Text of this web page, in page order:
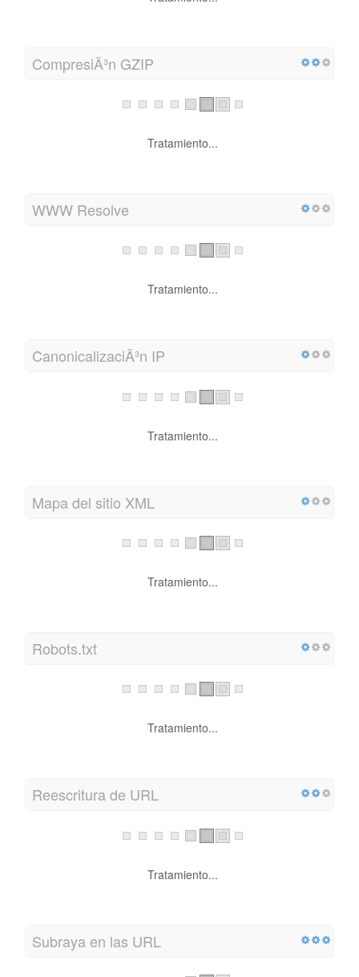
CompresiÃ³n GZIP
Tratamiento...
WWW Resolve
Tratamiento...
CanonicalizaciÃ³n IP
Tratamiento...
Mapa del sitio XML
Tratamiento...
Robots.txt
Tratamiento...
Reescritura de URL
Tratamiento...
Subraya en las URL